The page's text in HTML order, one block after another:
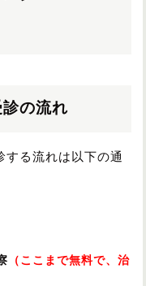
の流れ
する流れは以下の通
（ここまで無料で、治